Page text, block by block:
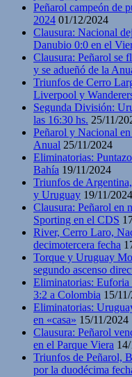
Peñarol campeón de
2024 01/12/2024
Clausura: Nacional
Danubio 0:0 en el
Clausura: Peñarol se
y se adueñó de la
Triunfos de Cerro
Liverpool y
Segunda División:
las 16:30 hs. 25/11/
Peñarol y Nacional
Anual 25/11/2024
Eliminatorias:
Bahía 19/11/2024
Triunfos de
y Uruguay 19/11/2024
Clausura: Peñarol en
Sporting en el CDS
River, Cerro Laro,
decimotercera fecha
Torque y Uruguay
segundo ascenso
Eliminatorias: Euforia
3:2 a Colombia 15/
Eliminatorias:
en «casa» 15/11/2024
Clausura: Peñarol
en el Parque Viera
Triunfos de Peñarol,
por la duodécima